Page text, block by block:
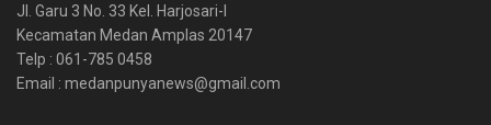
Jl. Garu 3 No. 33 Kel. Harjosari-I
Kecamatan Medan Amplas 20147
Telp : 061-785 0458
Email : medanpunyanews@gmail.com